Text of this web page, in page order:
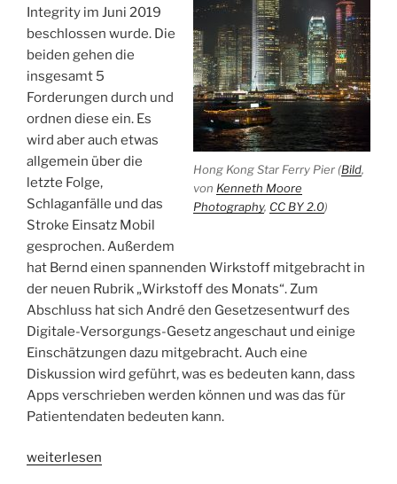
Hong Kong Star Ferry Pier (Bild,
von Kenneth Moore
Photography, CC BY 2.0)
Integrity im Juni 2019
beschlossen wurde. Die
beiden gehen die
insgesamt 5
Forderungen durch und
ordnen diese ein. Es
wird aber auch etwas
allgemein über die
letzte Folge,
Schlaganfälle und das
Stroke Einsatz Mobil
gesprochen. Außerdem
hat Bernd einen spannenden Wirkstoff mitgebracht in
der neuen Rubrik „Wirkstoff des Monats“. Zum
Abschluss hat sich André den Gesetzesentwurf des
Digitale-Versorgungs-Gesetz angeschaut und einige
Einschätzungen dazu mitgebracht. Auch eine
Diskussion wird geführt, was es bedeuten kann, dass
Apps verschrieben werden können und was das für
Patientendaten bedeuten kann.
„WSR020
weiterlesen